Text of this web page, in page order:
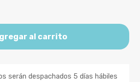
al carrito
serán despachados 5 días hábiles